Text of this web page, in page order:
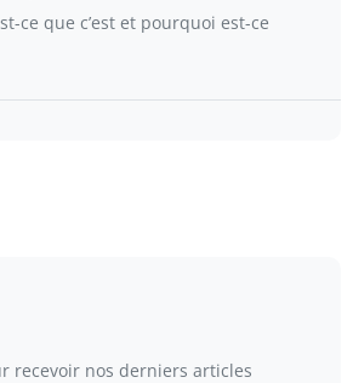
ce que c’est et pourquoi est-ce
recevoir nos derniers articles